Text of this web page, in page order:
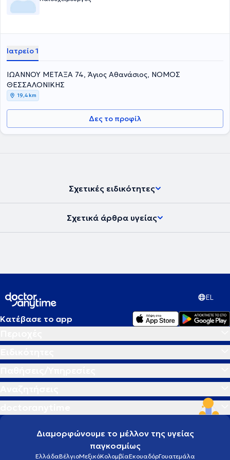
Ιατρείο 1
ΙΩΑΝΝΟΥ ΜΕΤΑΞΑ 74, Άγιος Αθανάσιος, ΝΟΜΟΣ
ΘΕΣΣΑΛΟΝΙΚΗΣ
19,4 km
Δες το προφίλ
Σχετικές ειδικότητες
Σχετικά άρθρα υγείας
EL
Κατέβασε το app
Διαμορφώνουμε το μέλλον της υγείας
παγκοσμίως
ΕλλάδαΒέλγιοΜεξικόΚολομβίαΕκουαδόρΓουατεμάλα